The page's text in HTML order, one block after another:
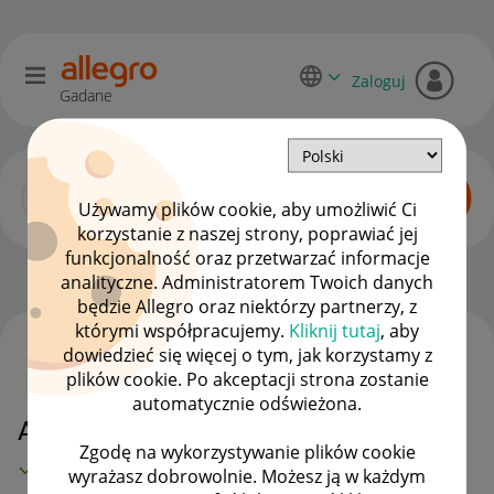
Używamy plików cookie, aby umożliwić Ci
korzystanie z naszej strony, poprawiać jej
funkcjonalność oraz przetwarzać informacje
analityczne. Administratorem Twoich danych
będzie Allegro oraz niektórzy partnerzy, z
którymi współpracujemy. Kliknij tutaj, aby
dowiedzieć się więcej o tym, jak korzystamy z
plików cookie. Po akceptacji strona zostanie
automatycznie odświeżona.
Zgodę na wykorzystywanie plików cookie
wyrażasz dobrowolnie. Możesz ją w każdym
Gadane
Zaloguj
Początkujący sprzedawcy OPCJE
Aktywacja konta wypłat Revolut
MAMY ROZWIĄZANIE!
WSZYSTKIE TEMATY